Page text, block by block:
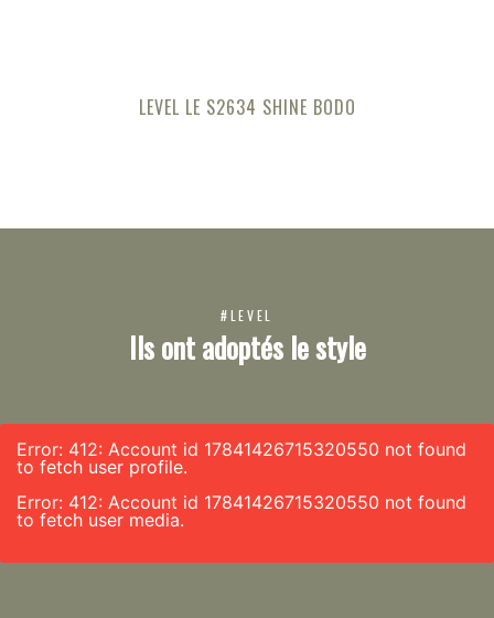
LEVEL LE S2634 SHINE BODO
#LEVEL
Ils ont adoptés le style
Error: 412: Account id 17841426715320550 not found
to fetch user profile.
Error: 412: Account id 17841426715320550 not found
to fetch user media.